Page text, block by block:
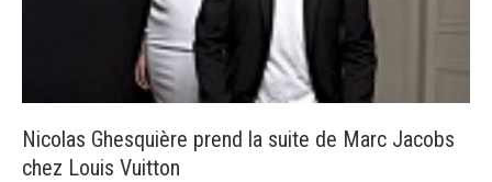
Nicolas Ghesquière prend la suite de Marc Jacobs
chez Louis Vuitton